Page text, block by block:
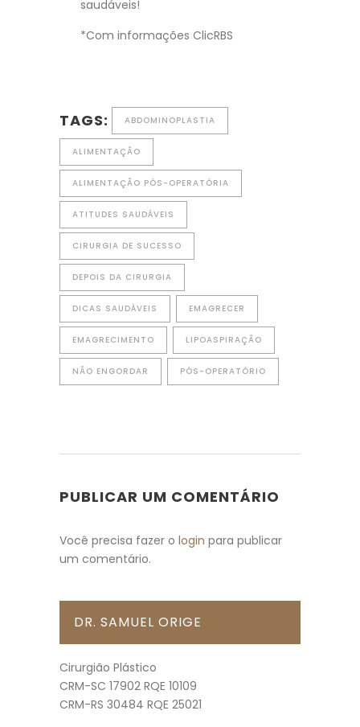
saudáveis!
*Com informações ClicRBS
TAGS: ABDOMINOPLASTIA
ALIMENTAÇÃO
ALIMENTAÇÃO PÓS-OPERATÓRIA
ATITUDES SAUDÁVEIS
CIRURGIA DE SUCESSO
DEPOIS DA CIRURGIA
DICAS SAUDÁVEIS EMAGRECER
EMAGRECIMENTO LIPOASPIRAÇÃO
NÃO ENGORDAR PÓS-OPERATÓRIO
PUBLICAR UM COMENTÁRIO
Você precisa fazer o login para publicar
um comentário.
DR. SAMUEL ORIGE
Cirurgião Plástico
CRM-SC 17902 RQE 10109
CRM-RS 30484 RQE 25021